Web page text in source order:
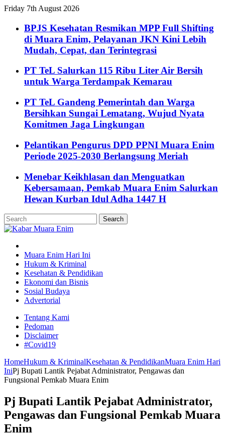
Friday 7th August 2026
BPJS Kesehatan Resmikan MPP Full Shifting
di Muara Enim, Pelayanan JKN Kini Lebih
Mudah, Cepat, dan Terintegrasi
PT TeL Salurkan 115 Ribu Liter Air Bersih
untuk Warga Terdampak Kemarau
PT TeL Gandeng Pemerintah dan Warga
Bersihkan Sungai Lematang, Wujud Nyata
Komitmen Jaga Lingkungan
Pelantikan Pengurus DPD PPNI Muara Enim
Periode 2025-2030 Berlangsung Meriah
Menebar Keikhlasan dan Menguatkan
Kebersamaan, Pemkab Muara Enim Salurkan
Hewan Kurban Idul Adha 1447 H
Muara Enim Hari Ini
Hukum & Kriminal
Kesehatan & Pendidikan
Ekonomi dan Bisnis
Sosial Budaya
Advertorial
Tentang Kami
Pedoman
Disclaimer
#Covid19
HomeHukum & KriminalKesehatan & PendidikanMuara Enim Hari
IniPj Bupati Lantik Pejabat Administrator, Pengawas dan
Fungsional Pemkab Muara Enim
Pj Bupati Lantik Pejabat Administrator,
Pengawas dan Fungsional Pemkab Muara
Enim